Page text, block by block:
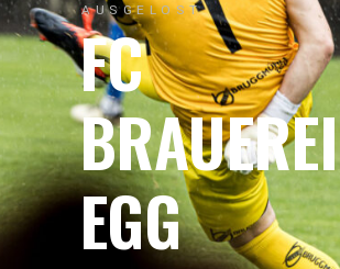
AUSGELOST
FC
BRAUEREI
EGG